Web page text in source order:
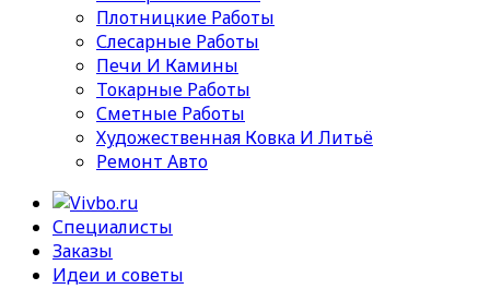
Плотницкие Работы
Слесарные Работы
Печи И Камины
Токарные Работы
Сметные Работы
Художественная Ковка И Литьё
Ремонт Авто
Специалисты
Заказы
Идеи и советы